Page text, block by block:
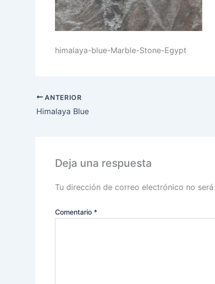
himalaya-blue-Marble-Stone-Egypt
ANTERIOR
Himalaya Blue
Deja una respuesta
Tu dirección de correo electrónico no
Comentario *